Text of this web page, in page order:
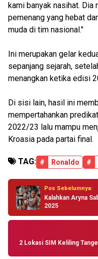
kami banyak nasihat.
pemenang yang hebat
muda di tim nasional."
Ini merupakan gelar
sepanjang sejarah,
menangkan ketika edisi
Di sisi lain, hasil ini
mempertahankan
2022/23 lalu mampu
Kroasia pada partai final.
TAG: # Ronaldo #
Pos Sebelumnya:
Kalahkan Aryna
2025
2 Lokasi SIM Keliling